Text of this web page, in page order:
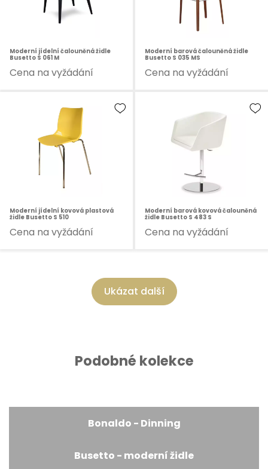
Moderní jídelní čalouněná židle
Busetto S 061 M
Cena na vyžádání
Moderní barová čalouněná židle
Busetto S 035 MS
Cena na vyžádání
Moderní jídelní kovová plastová
židle Busetto S 510
Cena na vyžádání
Moderní barová kovová čalouněná
židle Busetto S 483 S
Cena na vyžádání
Ukázat další
Podobné kolekce
Bonaldo - Dinning
Busetto - moderní židle